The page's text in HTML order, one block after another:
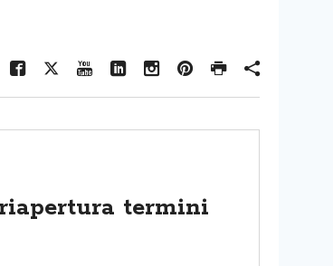
termini